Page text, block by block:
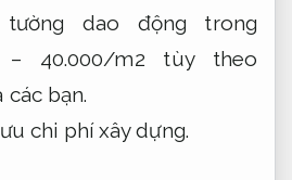
dao động trong
– 40.000/m2 tùy theo
các bạn.
chi phí xây dựng.